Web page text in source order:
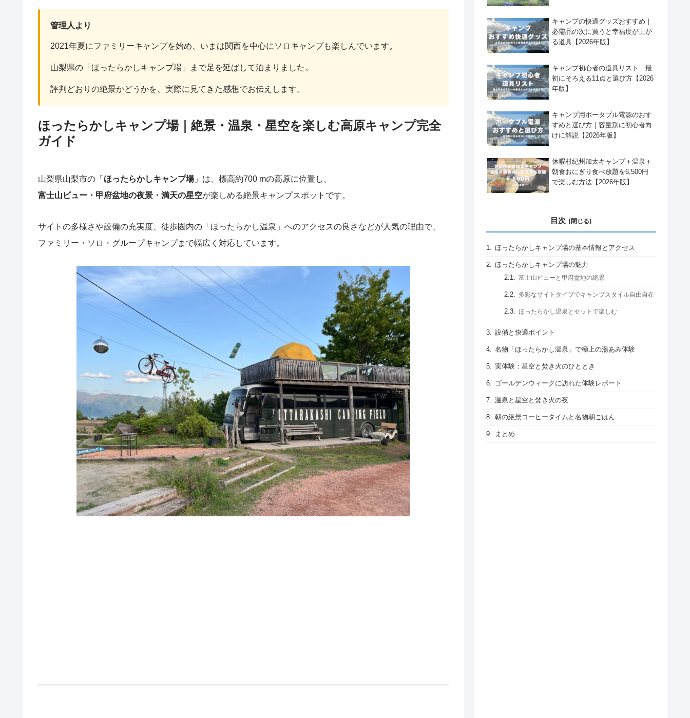
管理人より
2021年夏にファミリーキャンプを始め、いまは関西を中心にソロキャンプも楽しんでいます。
山梨県の「ほったらかしキャンプ場」まで足を延ばして泊まりました。
評判どおりの絶景かどうかを、実際に見てきた感想でお伝えします。
ほったらかしキャンプ場｜絶景・温泉・星空を楽しむ高原キャンプ完全
ガイド
山梨県山梨市の「 ほったらかしキャンプ場」は、標高約700 mの高原に位置し、
富士山ビュー・甲府盆地の夜景・満天の星空が楽しめる絶景キャンプスポットです。
サイトの多様さや設備の充実度、徒歩圏内の「ほったらかし温泉」へのアクセスの良さなどが人気の理由で、
ファミリー・ソロ・グループキャンプまで幅広く対応しています。
キャンプの快適グッズおすすめ｜
必需品の次に買うと幸福度が上が
る道具【2026年版】
キャンプ初心者の道具リスト｜最
初にそろえる11点と選び方【2026
年版】
キャンプ用ポータブル電源のおす
すめと選び方｜容量別に初心者向
けに解説【2026年版】
休暇村紀州加太キャンプ＋温泉＋
朝食おにぎり食べ放題を6,500円
で楽しむ方法【2026年版】
目次
ほったらかしキャンプ場の基本情報とアクセス
ほったらかしキャンプ場の魅力
富士山ビューと甲府盆地の絶景
多彩なサイトタイプでキャンプスタイル自由自在
ほったらかし温泉とセットで楽しむ
設備と快適ポイント
名物「ほったらかし温泉」で極上の湯あみ体験
実体験：星空と焚き火のひととき
ゴールデンウィークに訪れた体験レポート
温泉と星空と焚き火の夜
朝の絶景コーヒータイムと名物朝ごはん
まとめ